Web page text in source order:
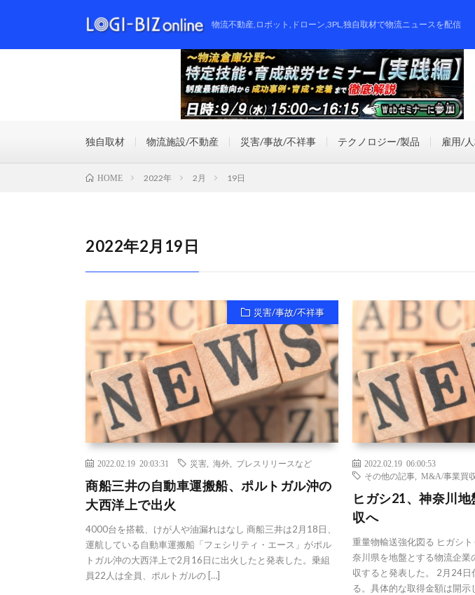
物流不動産,ロボット,ドローン,3PL,独自取材で物流ニュースを配信
独自取材 物流施設/不動産 災害/事故/不祥事 テクノロジー/製品 雇用/
HOME 2022年 2月 19日
2022年2月19日
災害/事故/不祥事
2022.02.19 20:03:31 災害 海外 プレスリリースなど
商船三井の自動車運搬船、ポルトガル沖の
大西洋上で出火
4000台を搭載、けが人や油漏れはなし 商船三井は2月18日、
運航している自動車運搬船「フェシリティ・エース」がポル
トガル沖の大西洋上で2月16日に出火したと発表した。乗組
員22人は全員、ポルトガルの […]
2022.02.19 06:00:53
その他の記事 ,M&A/事業買
ヒガシ21、神奈川
収へ
重量物輸送強化図る ヒガシ
奈川県を地盤とする物流企
収すると発表した。 2月24
る。具体的な取得金額は開示